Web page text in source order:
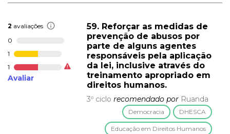
2 avaliações
0
1
1
Avaliar
59. Reforçar as medidas de
prevenção de abusos por
parte de alguns agentes
responsáveis pela aplicação
da lei, inclusive através do
treinamento apropriado em
direitos humanos.
3º ciclo recomendado por Ruanda
Democracia DHESCA
Educação em Direitos Humanos